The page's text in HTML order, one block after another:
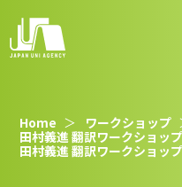
Home
ワークショップ
田村義進 翻訳ワークショップ
田村義進 翻訳ワークショッ